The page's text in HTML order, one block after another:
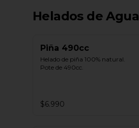
Helados de Agua
Piña 490cc
Helado de piña 100% natural.
Pote de 490cc.
$6.990